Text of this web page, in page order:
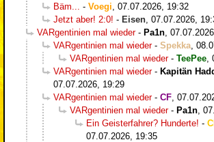
Bäm...
- Voegi 07.07.2026, 19:32
Jetzt aber! 2:0! - Eisen 07.07.2026,
VARgentinien mal wieder- Pa1n
VARgentinien mal wieder- Spekka
VARgentinien mal wieder- TeePee
VARgentinien mal wieder- Kapitän
07.07.2026, 19:29
VARgentinien mal wieder- CF
VARgentinien mal wieder- Pa1n
Ein Geisterfahrer? Hunderte! -
07.07.2026, 19:35